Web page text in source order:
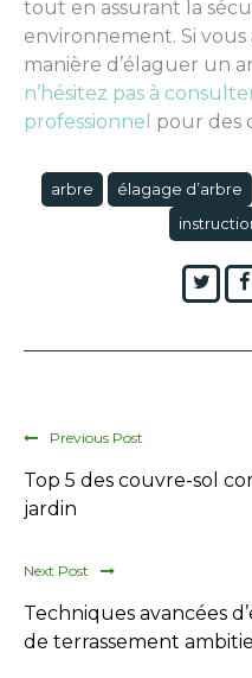
tout en assurant la
environnement. Si
manière d’élaguer un
n’hésitez pas à
professionnel pour des
arbre élagage d’arbre
Previous Post
Top 5 des couvre-sol
jardin
Next Post
Techniques avancées
de terrassement